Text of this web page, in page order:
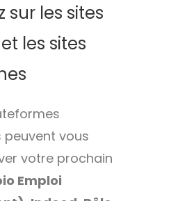
sur les sites
les sites
peuvent vous
votre prochain
Emploi